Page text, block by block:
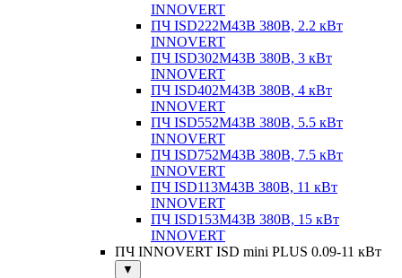
INNOVERT
ПЧ ISD222M43B 380В, 2.2 кВт
INNOVERT
ПЧ ISD302M43B 380В, 3 кВт
INNOVERT
ПЧ ISD402M43B 380В, 4 кВт
INNOVERT
ПЧ ISD552M43B 380В, 5.5 кВт
INNOVERT
ПЧ ISD752M43B 380В, 7.5 кВт
INNOVERT
ПЧ ISD113M43B 380В, 11 кВт
INNOVERT
ПЧ ISD153M43B 380В, 15 кВт
INNOVERT
ПЧ INNOVERT ISD mini PLUS 0.09-11 кВт
▼